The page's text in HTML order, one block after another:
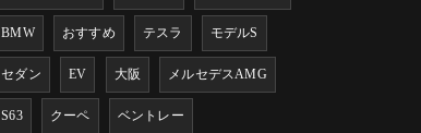
BMW おすすめ テスラ モデルS
セダン EV 大阪 メルセデスAMG
S63 クーペ ベントレー